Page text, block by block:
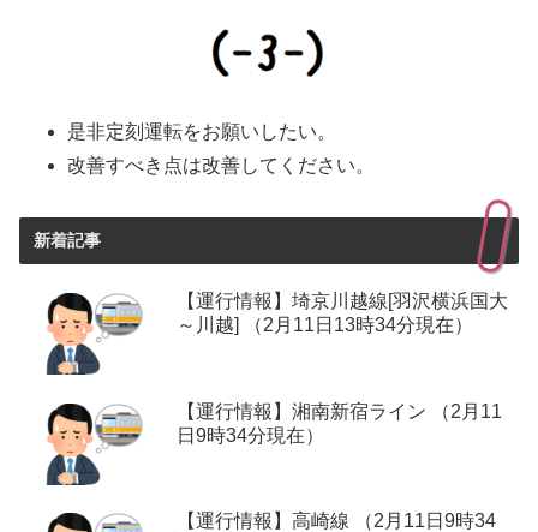
是非定刻運転をお願いしたい。
改善すべき点は改善してください。
新着記事
【運行情報】埼京川越線[羽沢横浜国大
～川越] （2月11日13時34分現在）
【運行情報】湘南新宿ライン （2月11
日9時34分現在）
【運行情報】高崎線 （2月11日9時34